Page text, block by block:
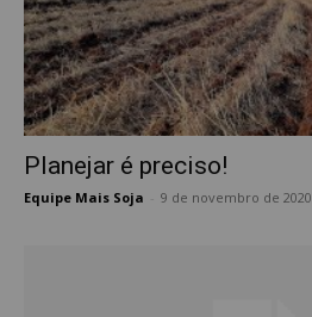
Planejar é preciso!
Equipe Mais Soja 9 de novembro de 2020